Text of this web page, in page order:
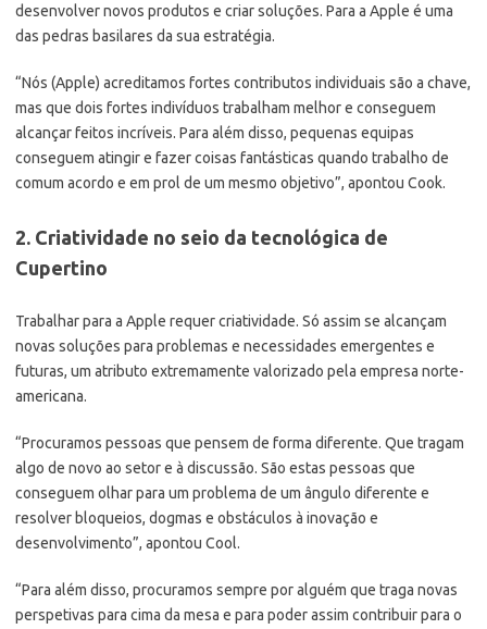
desenvolver novos produtos e criar soluções. Para a Apple é uma
das pedras basilares da sua estratégia.
“Nós (Apple) acreditamos fortes contributos individuais são a chave,
mas que dois fortes indivíduos trabalham melhor e conseguem
alcançar feitos incríveis. Para além disso, pequenas equipas
conseguem atingir e fazer coisas fantásticas quando trabalho de
comum acordo e em prol de um mesmo objetivo”, apontou Cook.
2. Criatividade no seio da tecnológica de
Cupertino
Trabalhar para a Apple requer criatividade. Só assim se alcançam
novas soluções para problemas e necessidades emergentes e
futuras, um atributo extremamente valorizado pela empresa norte-
americana.
“Procuramos pessoas que pensem de forma diferente. Que tragam
algo de novo ao setor e à discussão. São estas pessoas que
conseguem olhar para um problema de um ângulo diferente e
resolver bloqueios, dogmas e obstáculos à inovação e
desenvolvimento”, apontou Cool.
“Para além disso, procuramos sempre por alguém que traga novas
perspetivas para cima da mesa e para poder assim contribuir para o